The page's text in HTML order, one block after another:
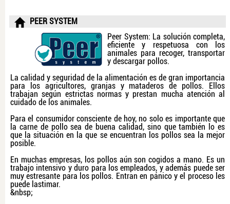
PEER SYSTEM
Peer System: La solución completa,
eficiente y respetuosa con los
animales para recoger, transportar
y descargar pollos.
La calidad y seguridad de la alimentación es de gran importancia
para los agricultores, granjas y mataderos de pollos. Ellos
trabajan según estrictas normas y prestan mucha atención al
cuidado de los animales.
Para el consumidor consciente de hoy, no solo es importante que
la carne de pollo sea de buena calidad, sino que también lo es
que la situación en la que se encuentran los pollos sea la mejor
posible.
En muchas empresas, los pollos aún son cogidos a mano. Es un
trabajo intensivo y duro para los empleados, y además puede ser
muy estresante para los pollos. Entran en pánico y el proceso les
puede lastimar.
&nbsp;